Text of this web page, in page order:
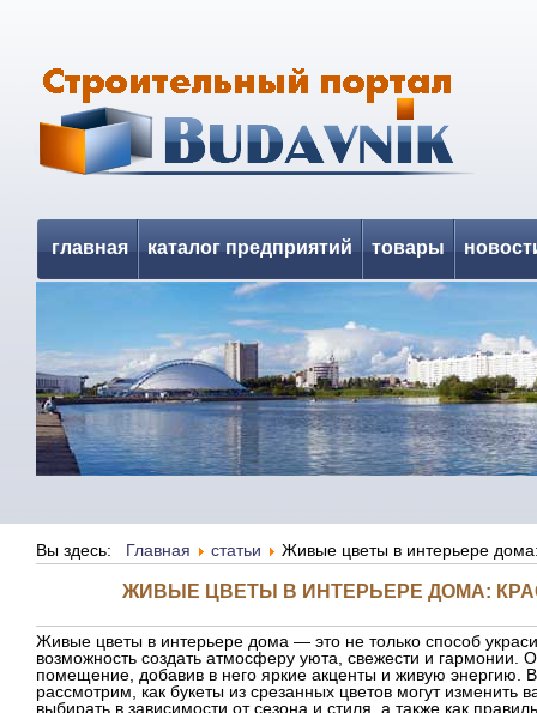
главная каталог предприятий товары
Вы здесь: Главная статьи Живые цветы в интерьере
ЖИВЫЕ ЦВЕТЫ В ИНТЕРЬЕРЕ ДОМА:
Живые цветы в интерьере дома — это не только способ
возможность создать атмосферу уюта, свежести и гармонии.
помещение, добавив в него яркие акценты и живую энергию.
рассмотрим, как букеты из срезанных цветов могут изменить
выбирать в зависимости от сезона и стиля, а также как